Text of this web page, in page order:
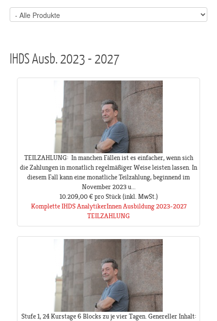
IHDS Ausb. 2023 - 2027
TEILZAHLUNG: In manchen Fällen ist es einfacher, wenn sich
die Zahlungen in monatlich regelmäßiger Weise leisten lassen. In
diesem Fall kann eine monatliche Teilzahlung, beginnend im
November 2023 u...
10.209,00 € pro Stück(inkl. MwSt.)
Komplette IHDS AnalytikerInnen Ausbildung 2023-2027
TEILZAHLUNG
Stufe 1, 24 Kurstage 6 Blocks zu je vier Tagen. Genereller Inhalt: